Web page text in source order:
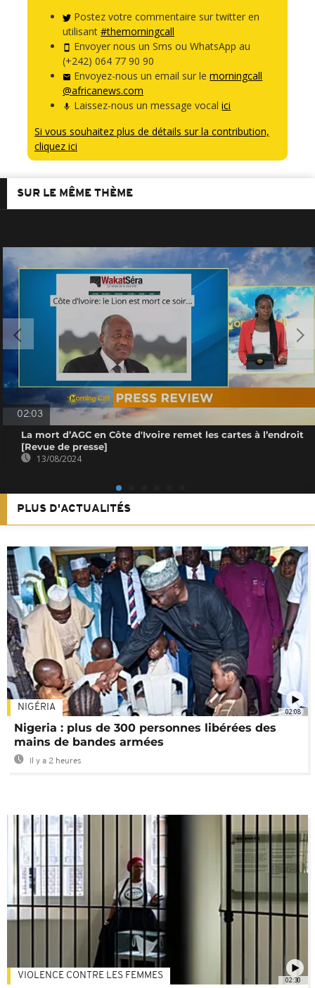
Postez votre commentaire sur twitter en
utilisant #themorningcall
Envoyer nous un Sms ou WhatsApp au
(+242) 064 77 90 90
Envoyez-nous un email sur lemorningcall
@africanews.com
Laissez-nous un message vocalici
Si vous souhaitez plus de détails sur la contribution,
cliquez ici
SUR LE MÊME THÈME
02:03
La mort d’AGC en Côte d'Ivoire remet les cartes à l’endroit
[Revue de presse]
13/08/2024
PLUS D'ACTUALITÉS
02:08
NIGÉRIA
Nigeria : plus de 300 personnes libérées des
mains de bandes armées
Il y a 2 heures
02:30
VIOLENCE CONTRE LES FEMMES